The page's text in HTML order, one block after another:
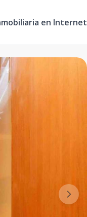
en Internet